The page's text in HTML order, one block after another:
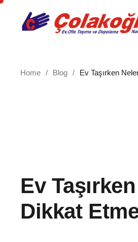
Skip
content
Home Blog Ev Taşırken
Ev
Dikkat